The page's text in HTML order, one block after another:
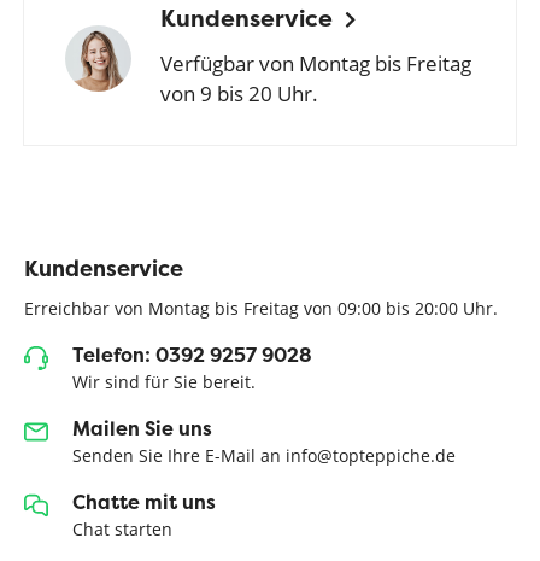
Kundenservice
Verfügbar von Montag bis Freitag
von 9 bis 20 Uhr.
Kundenservice
Erreichbar von Montag bis Freitag von 09:00 bis 20:00 Uhr.
Telefon: 0392 9257 9028
Wir sind für Sie bereit.
Mailen Sie uns
Senden Sie Ihre E-Mail an info@topteppiche.de
Chatte mit uns
Chat starten